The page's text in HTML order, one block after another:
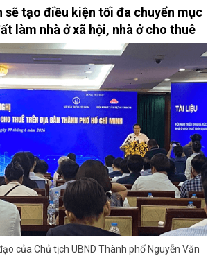
sẽ tạo điều kiện tối đa chuyển mục
làm nhà ở xã hội, nhà ở cho thuê
của Chủ tịch UBND Thành phố Nguyễn Văn